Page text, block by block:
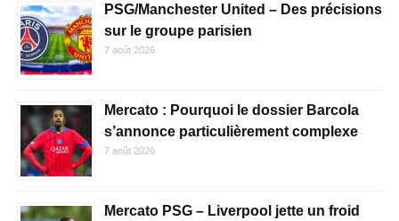
PSG/Manchester United – Des précisions
sur le groupe parisien
7 août 2026
Mercato : Pourquoi le dossier Barcola
s’annonce particulièrement complexe
7 août 2026
Mercato PSG – Liverpool jette un froid